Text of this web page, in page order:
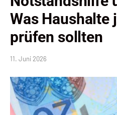
Was Haushalte
prüfen sollten
11. Juni 2026